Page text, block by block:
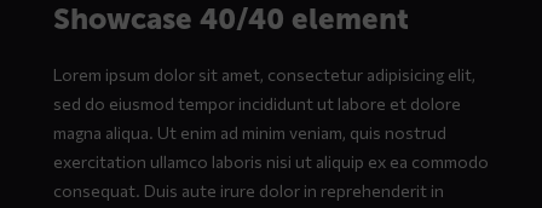
Showcase 40/40 element
Lorem ipsum dolor sit amet, consectetur adipisicing elit,
sed do eiusmod tempor incididunt ut labore et dolore
magna aliqua. Ut enim ad minim veniam, quis nostrud
exercitation ullamco laboris nisi ut aliquip ex ea commodo
consequat. Duis aute irure dolor in reprehenderit in